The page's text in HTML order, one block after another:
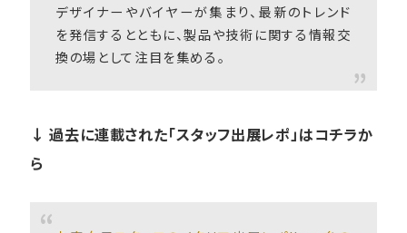
デザイナーやバイヤーが集まり、最新のトレンド
を発信するとともに、製品や技術に関する情報交
換の場として注目を集める。
↓ 過去に連載された「スタッフ出展レポ」はコチラか
ら